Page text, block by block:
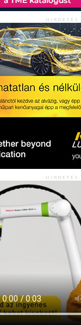
HIRDETÉS
HIRDETÉS